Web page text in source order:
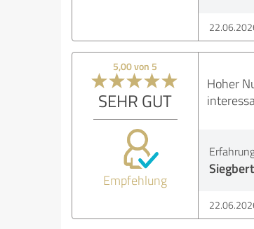
5,00 von 5
SEHR GUT
Empfehlung
Hoher